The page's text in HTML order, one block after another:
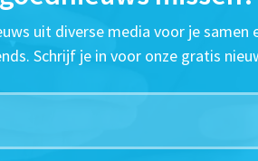
uit diverse media voor je samen
Schrijf je in voor onze gratis